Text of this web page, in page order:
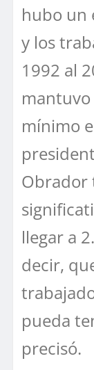
hubo un
y los
1992 al
mínimo
Obrador
llegar a
decir,
pueda
precisó.